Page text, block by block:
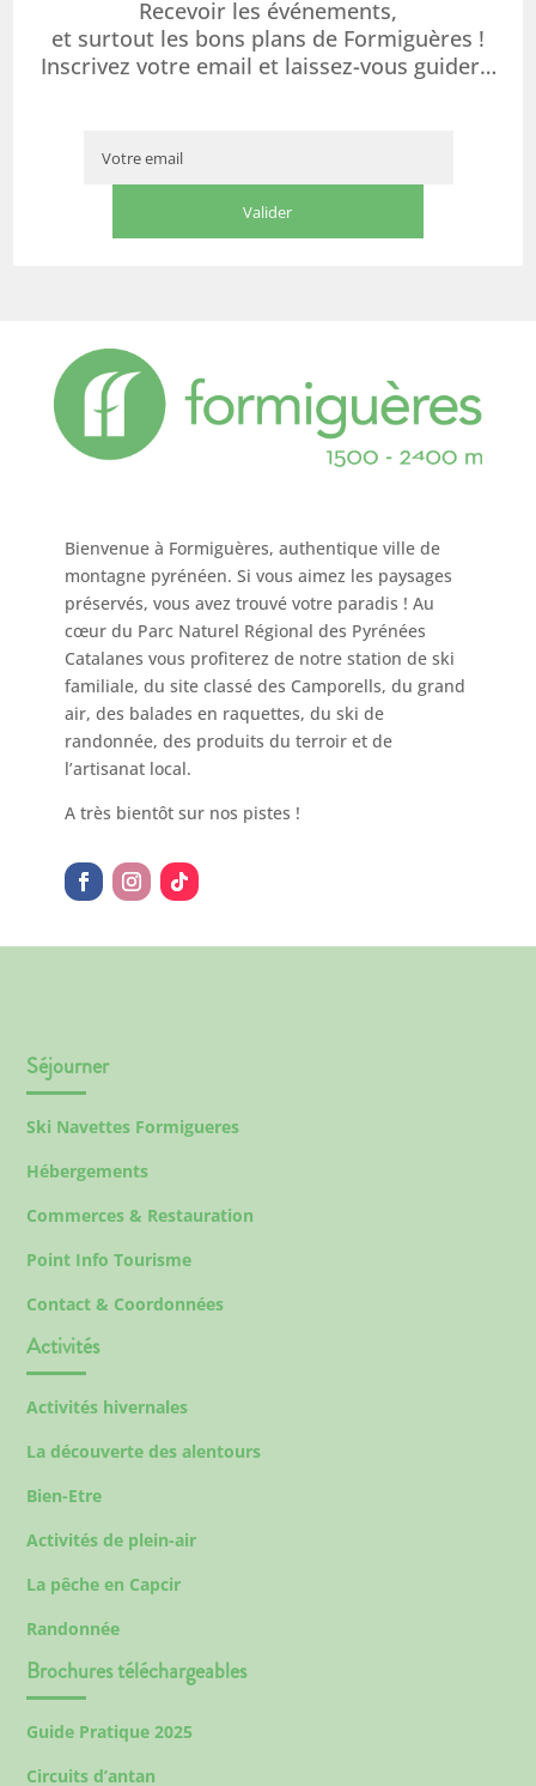
Recevoir les événements,
et surtout les bons plans de Formiguères !
Inscrivez votre email et laissez-vous guider…
Bienvenue à Formiguères, authentique ville de
montagne pyrénéen. Si vous aimez les paysages
préservés, vous avez trouvé votre paradis ! Au
cœur du Parc Naturel Régional des Pyrénées
Catalanes vous profiterez de notre station de ski
familiale, du site classé des Camporells, du grand
air, des balades en raquettes, du ski de
randonnée, des produits du terroir et de
l’artisanat local.
A très bientôt sur nos pistes !
Séjourner
Ski Navettes Formigueres
Hébergements
Commerces & Restauration
Point Info Tourisme
Contact & Coordonnées
Activités
Activités hivernales
La découverte des alentours
Bien-Etre
Activités de plein-air
La pêche en Capcir
Randonnée
Brochures téléchargeables
Guide Pratique 2025
Circuits d’antan